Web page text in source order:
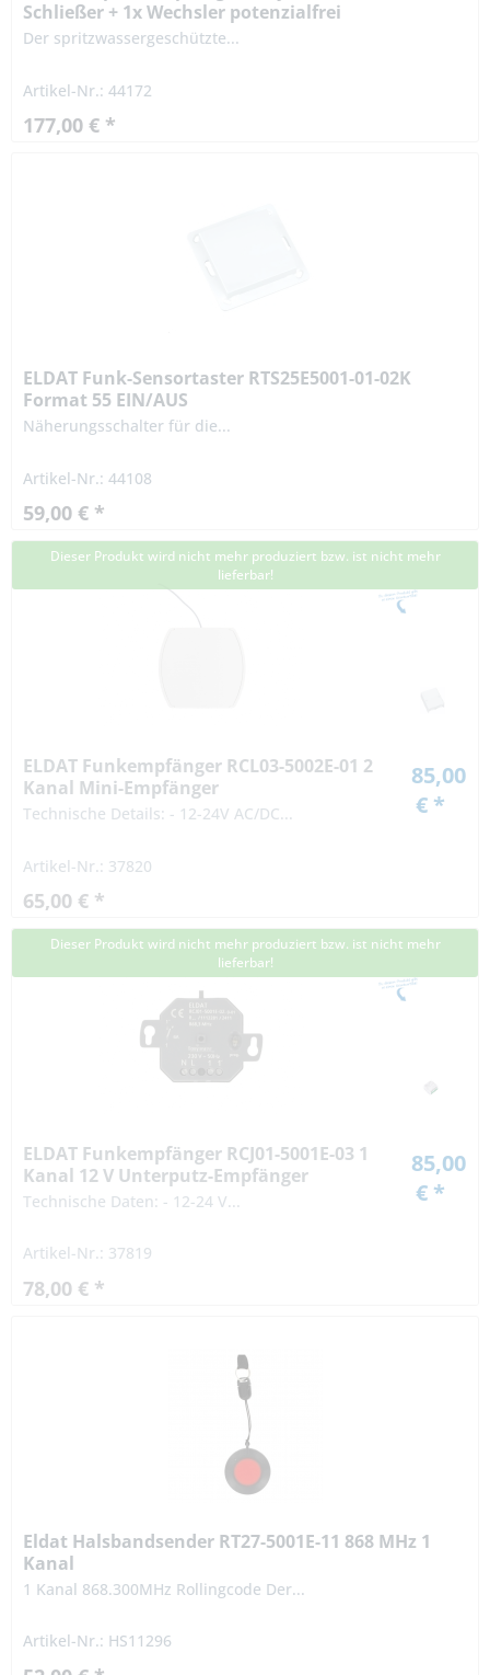
Schließer + 1x Wechsler potenzialfrei
Der spritzwassergeschützte...
Artikel-Nr.: 44172
177,00 € *
ELDAT Funk-Sensortaster RTS25E5001-01-02K
Format 55 EIN/AUS
Näherungsschalter für die...
Artikel-Nr.: 44108
59,00 € *
Dieser Produkt wird nicht mehr produziert bzw. ist nicht mehr
lieferbar!
ELDAT Funkempfänger RCL03-5002E-01 2
Kanal Mini-Empfänger
Technische Details: - 12-24V AC/DC...
Artikel-Nr.: 37820
65,00 € *
85,00
€ *
Dieser Produkt wird nicht mehr produziert bzw. ist nicht mehr
lieferbar!
ELDAT Funkempfänger RCJ01-5001E-03 1
Kanal 12 V Unterputz-Empfänger
Technische Daten: - 12-24 V...
Artikel-Nr.: 37819
78,00 € *
85,00
€ *
Eldat Halsbandsender RT27-5001E-11 868 MHz 1
Kanal
1 Kanal 868.300MHz Rollingcode Der...
Artikel-Nr.: HS11296